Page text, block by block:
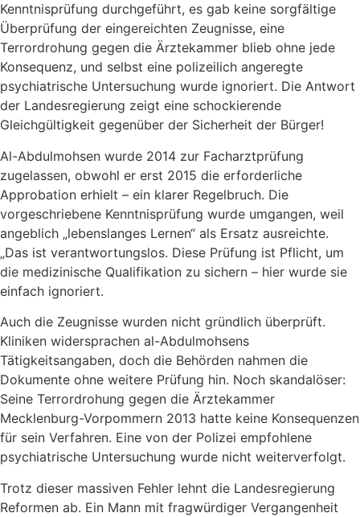
Kenntnisprüfung durchgeführt, es gab keine sorgfältige
Überprüfung der eingereichten Zeugnisse, eine
Terrordrohung gegen die Ärztekammer blieb ohne jede
Konsequenz, und selbst eine polizeilich angeregte
psychiatrische Untersuchung wurde ignoriert. Die Antwort
der Landesregierung zeigt eine schockierende
Gleichgültigkeit gegenüber der Sicherheit der Bürger!
Al-Abdulmohsen wurde 2014 zur Facharztprüfung
zugelassen, obwohl er erst 2015 die erforderliche
Approbation erhielt – ein klarer Regelbruch. Die
vorgeschriebene Kenntnisprüfung wurde umgangen, weil
angeblich „lebenslanges Lernen“ als Ersatz ausreichte.
„Das ist verantwortungslos. Diese Prüfung ist Pflicht, um
die medizinische Qualifikation zu sichern – hier wurde sie
einfach ignoriert.
Auch die Zeugnisse wurden nicht gründlich überprüft.
Kliniken widersprachen al-Abdulmohsens
Tätigkeitsangaben, doch die Behörden nahmen die
Dokumente ohne weitere Prüfung hin. Noch skandalöser:
Seine Terrordrohung gegen die Ärztekammer
Mecklenburg-Vorpommern 2013 hatte keine Konsequenzen
für sein Verfahren. Eine von der Polizei empfohlene
psychiatrische Untersuchung wurde nicht weiterverfolgt.
Trotz dieser massiven Fehler lehnt die Landesregierung
Reformen ab. Ein Mann mit fragwürdiger Vergangenheit